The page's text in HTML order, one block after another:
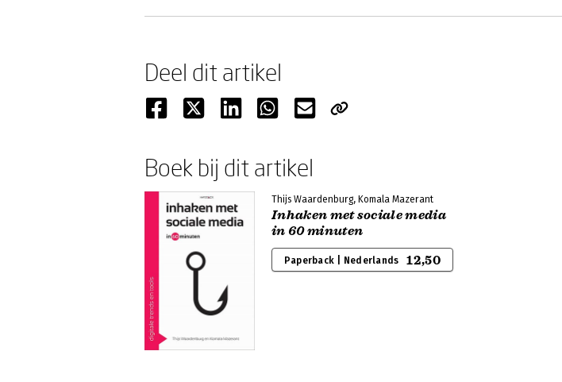
Deel dit artikel
Boek bij dit artikel
Thijs Waardenburg, Komala Mazerant
Inhaken met sociale media
in 60 minuten
Paperback | Nederlands 12,50